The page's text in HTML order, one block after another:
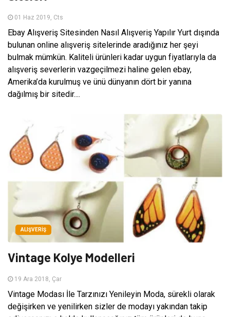
01 Haz 2019, Cts
Ebay Alışveriş Sitesinden Nasıl Alışveriş Yapılır Yurt dışında
bulunan online alışveriş sitelerinde aradığınız her şeyi
bulmak mümkün. Kaliteli ürünleri kadar uygun fiyatlarıyla da
alışveriş severlerin vazgeçilmezi haline gelen ebay,
Amerika’da kurulmuş ve ünü dünyanın dört bir yanına
dağılmış bir sitedir....
ALIŞVERIŞ
Vintage Kolye Modelleri
19 Ara 2018, Çar
Vintage Modası İle Tarzınızı Yenileyin Moda, sürekli olarak
değişirken ve yenilirken sizler de modayı yakından takip